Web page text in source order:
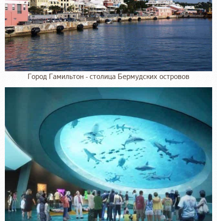
Город Гамильтон - столица Бермудских островов